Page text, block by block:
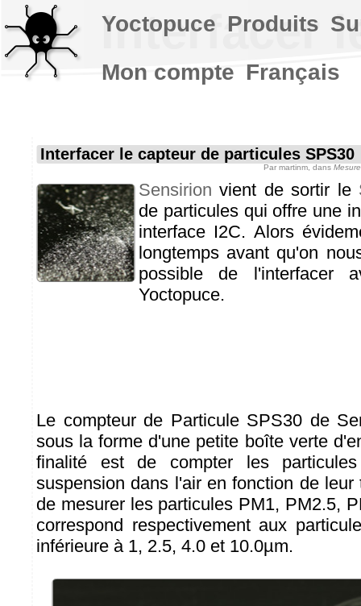
Interfacer
Interfacer le capteur de particules SPS30
Par martinm , dans
Sensirion vient de sortir le
de particules qui offre une
interface I2C. Alors
longtemps avant qu'on
possible de l'interfacer
Yoctopuce.
Le compteur de Particule SPS30 de
sous la forme d'une petite boîte verte
finalité est de compter les
suspension dans l'air en fonction de
de mesurer les particules PM1, PM2.5,
correspond respectivement aux
inférieure à 1, 2.5, 4.0 et 10.0µm.
Yoctopuce Produits
Mon compte Français